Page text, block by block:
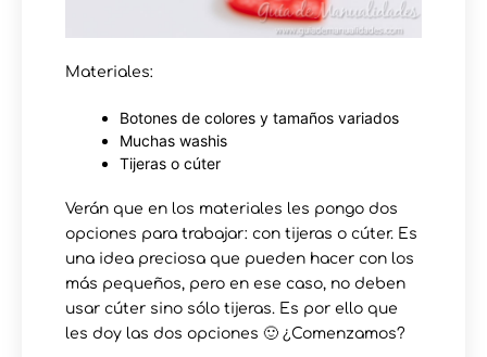
Materiales:
Botones de colores y tamaños variados
Muchas washis
Tijeras o cúter
Verán que en los materiales les pongo dos
opciones para trabajar: con tijeras o cúter. Es
una idea preciosa que pueden hacer con los
más pequeños, pero en ese caso, no deben
usar cúter sino sólo tijeras. Es por ello que
les doy las dos opciones 🙂 ¿Comenzamos?